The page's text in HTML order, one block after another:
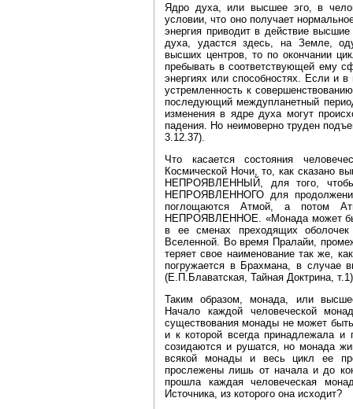
Ядро духа, или высшее эго, в
условии, что оно получает
энергия приводит в действие
духа, удастся здесь, на Земле,
высших центров, то по окончании
пребывать в соответствующей ему
энергиях или способностях. Если и
устремленность к
последующий междупланетный
изменения в ядре духа могут
падения. Но неимоверно труден
3.12.37).
Что касается состояния
Космической Ночи, то, как сказано
НЕПРОЯВЛЕННЫЙ, для того,
НЕПРОЯВЛЕННОГО для
поглощаются Атмой, а потом
НЕПРОЯВЛЕННОЕ. «Монада может
в ее сменах преходящих
Вселенной. Во время Пралайи,
теряет свое наименование так же,
погружается в Брахмана, в случае
(Е.П.Блаватская, Тайная Доктрина,
Таким образом, монада, или
Начало каждой человеческой
существования монады не может
и к которой всегда принадлежала
созидаются и рушатся, но монада
всякой монады и весь цикл ее
прослежены лишь от начала и до
прошла каждая человеческая
Источника, из которого она исходит?